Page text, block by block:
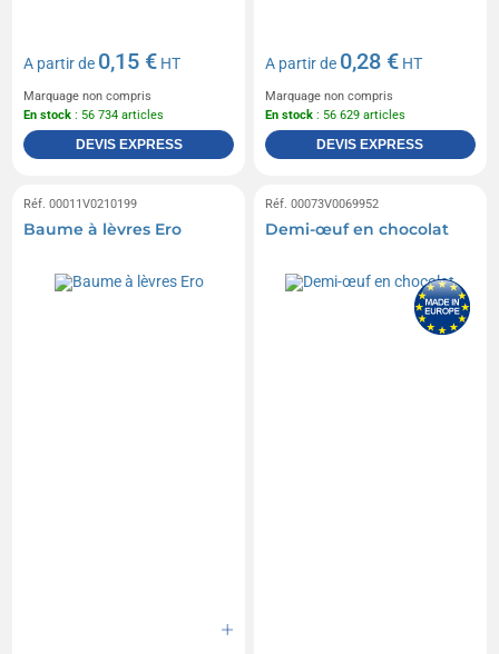
A partir de 0,15 € HT
Marquage non compris
En stock : 56 734 articles
DEVIS EXPRESS
A partir de 0,28 € HT
Marquage non compris
En stock : 56 629 articles
DEVIS EXPRESS
Réf. 00011V0210199
Baume à lèvres Ero
Réf. 00073V0069952
Demi-œuf en chocolat